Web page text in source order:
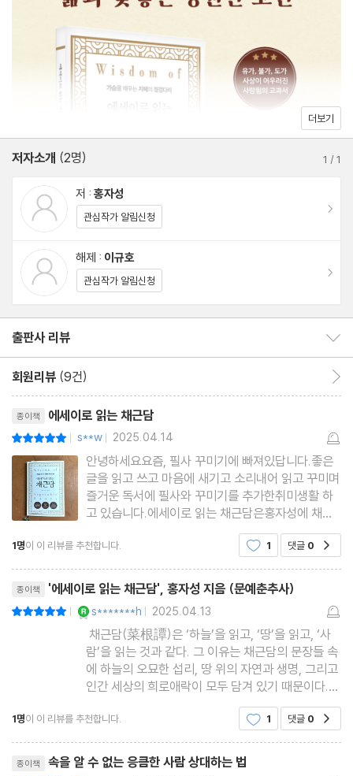
항상 큰 뜻을 품어라 ···43 | 그르침이 없으면 그것이 성공이다 ···45
| 인간의 본성을 즐겁게 하라 ···46 | 궁지에 빠지면 처음으로 되돌
아가라 ···48 | 부자는 부자다워야 한다 ···49 | 슬기로운 사람은 그
행동을 삼간다 ···50 | 범속의 자리를 벗어나라 ···51 | 독단을 버려
라 ···52 | 한 걸음 물러서는 법을 배워라 ···53 | 사람을 미워하지 않
기가 어렵다 ···54 | 청렴결백하여 깨끗한 이름을 남겨라 ···56 | 먼
저 자신부터 굴복시켜라 ···57 | 친구 사귐을 조심스럽게 하라 ···58
| 잠시라도 욕정에 빠지지 말라 ···59 | 마음을 스스로 조율하라 ···6
0 | 사람은 하늘도 이길 수 있다 ···62 | 뜻을 세우려면 남보다 높이
서라 ···63 | 정신을 가다듬어 집중해라 ···65 | 부러운 마음을 지니
지 말라 ···66 | 욕심과 정 때문에 본성을 잃지 말라 ···68 | 몸가짐을
마음으로 옛것을 배워라 ···78 | 가난 속에서 여유를 배워라 ···80 |
혼자 갖추려 애쓰지 말라 ···82 | 독서 속에서 성현을 만나라 ···83 |
그대 마음속에 한 권의 책이 있다 ···84 | 괴로움 속에서 즐거움을 얻
어라 ···85 | 부귀와 명예를 지녀라 ···86 | 뜻이 없는 삶은 죽음과 같
다 ···87 | 조심하는 마음속에 활달한 멋을 지녀라 ···88 | 큰 재주에
는 교묘한 재주가 없다 ···90 | 쓸모없는 용기는 쓸모없는 재주에 그
친다··91 | 가득 찬 곳에 머물지 말라 ···92 | 밝은 마음은 푸른 하늘
을 볼 수 있다 ···94 | 무명의 즐거움을 간직하라 ···95 | 악의 뿌리는
선 속에 숨어 있다 ···96 | 평온함 속에서 위태로움을 생각하라 ···98
| 불 같고 얼음 같은 사람을 경계하라 ···100 | 즐거운 마음이 행복을
불러온다 ···101 | 침묵할 줄 알라 ···102 | 마음이 따뜻한 사람은 행
복하다 ···104 | 욕망의 길로 발을 내딛지 말라 ···106 | 고락을 함께
한 행복은 오래간다 ···107
더보기
저자소개 (2명) 1 /1
저 : 홍자성
관심작가 알림신청
해제 : 이규호
관심작가 알림신청
출판사 리뷰
회원리뷰 (9건)
종이책 에세이로 읽는 채근담
| s**w | 2025.04.14
안녕하세요요즘, 필사 꾸미기에 빠져있답니다.좋은
글을 읽고 쓰고 마음에 새기고 소리내어 읽고 꾸미며
즐거운 독서에 필사와 꾸미기를 추가한취미생활 하
고 있습니다.에세이로 읽는 채근담은홍자성에 채근
담을 이규호 해제(解題):[책의 저자ㆍ내용ㆍ체재
ㆍ출판 연월일 따위에 대해 대략적으로 설명함. 또
는 그런 설명.]로 풀어 좋은글을 쉽게 접근할수 있도
록 에세이 형식으로 풀어 담아
1명이 이 리뷰를 추천합니다. 1 댓글 0
종이책 '에세이로 읽는 채근담', 홍자성 지음 (문예춘추사)
| s*******h | 2025.04.13
채근담(菜根譚)은 ‘하늘’을 읽고, ‘땅’을 읽고, ‘사
람’을 읽는 것과 같다. 그 이유는 채근담의 문장들 속
에 하늘의 오묘한 섭리, 땅 위의 자연과 생명, 그리고
인간 세상의 희로애락이 모두 담겨 있기 때문이다.
짧은 한 문장, 단 한 구절 속에서도 인생을 꿰뚫는 통
찰과 성찰의 깊이가 느껴진다. 마치 연극의 무대처
럼, 장면 하나하나에 삶의 진실이 숨어 있다.채근담
은 읽을수
1명이 이 리뷰를 추천합니다. 1 댓글 0
종이책 속을 알 수 없는 응큼한 사람 상대하는 법